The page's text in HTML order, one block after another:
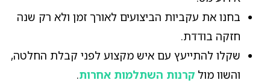
בחנו את עקביות הביצועים לאורך זמן ולא רק שנה
חזקה בודדת.
שקלו להתייעץ עם איש מקצוע לפני קבלת החלטה,
והשוו מול קרנות השתלמות אחרות.